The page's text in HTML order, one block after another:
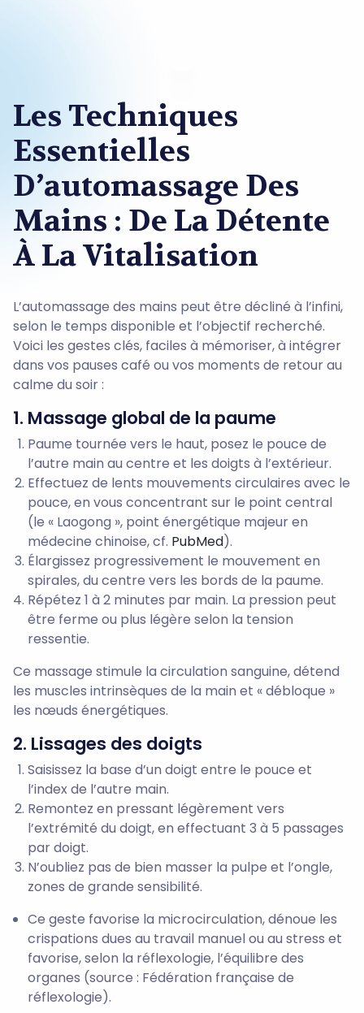
Les Techniques
Essentielles
D’automassage Des
Mains : De La Détente
À La Vitalisation
L’automassage des mains peut être décliné à l’infini,
selon le temps disponible et l’objectif recherché.
Voici les gestes clés, faciles à mémoriser, à intégrer
dans vos pauses café ou vos moments de retour au
calme du soir :
1. Massage global de la paume
Paume tournée vers le haut, posez le pouce de
l’autre main au centre et les doigts à l’extérieur.
Effectuez de lents mouvements circulaires avec le
pouce, en vous concentrant sur le point central
(le « Laogong », point énergétique majeur en
médecine chinoise, cf. PubMed).
Élargissez progressivement le mouvement en
spirales, du centre vers les bords de la paume.
Répétez 1 à 2 minutes par main. La pression peut
être ferme ou plus légère selon la tension
ressentie.
Ce massage stimule la circulation sanguine, détend
les muscles intrinsèques de la main et « débloque »
les nœuds énergétiques.
2. Lissages des doigts
Saisissez la base d’un doigt entre le pouce et
l’index de l’autre main.
Remontez en pressant légèrement vers
l’extrémité du doigt, en effectuant 3 à 5 passages
par doigt.
N’oubliez pas de bien masser la pulpe et l’ongle,
zones de grande sensibilité.
Ce geste favorise la microcirculation, dénoue les
crispations dues au travail manuel ou au stress et
favorise, selon la réflexologie, l’équilibre des
organes (source : Fédération française de
réflexologie).